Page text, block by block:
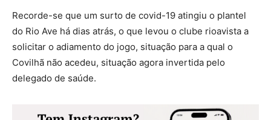
Recorde-se que um surto de covid-19 atingiu o plantel
do Rio Ave há dias atrás, o que levou o clube rioavista a
solicitar o adiamento do jogo, situação para a qual o
Covilhã não acedeu, situação agora invertida pelo
delegado de saúde.